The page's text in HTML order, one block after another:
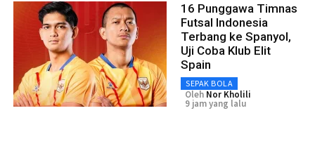
16 Punggawa Timnas
Futsal Indonesia
Terbang ke Spanyol,
Uji Coba Klub Elit
Spain
SEPAK BOLA
Oleh Nor Kholili
9 jam yang lalu